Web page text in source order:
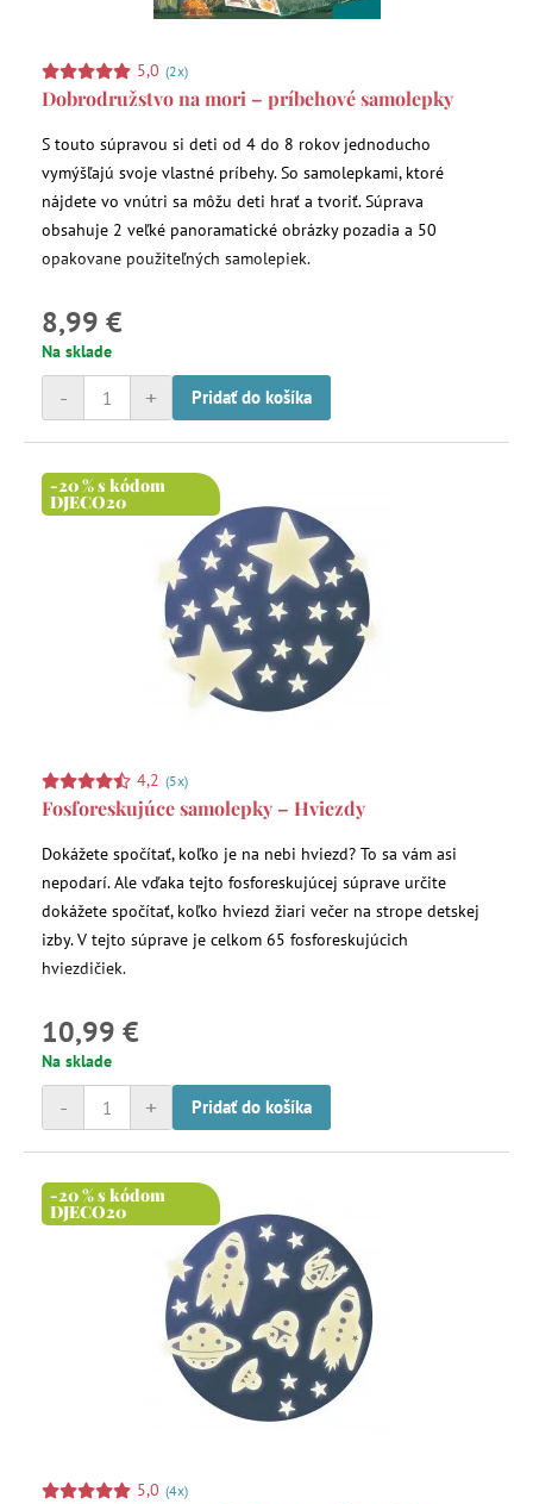
5,0 (2x)
Dobrodružstvo na mori – príbehové samolepky
S touto súpravou si deti od 4 do 8 rokov jednoducho
vymýšľajú svoje vlastné príbehy. So samolepkami, ktoré
nájdete vo vnútri sa môžu deti hrať a tvoriť. Súprava
obsahuje 2 veľké panoramatické obrázky pozadia a 50
opakovane použiteľných samolepiek.
8,99 €
Na sklade
+
- Pridať do košíka
-20 % s kódom
DJECO20
4,2 (5x)
Fosforeskujúce samolepky – Hviezdy
Dokážete spočítať, koľko je na nebi hviezd? To sa vám asi
nepodarí. Ale vďaka tejto fosforeskujúcej súprave určite
dokážete spočítať, koľko hviezd žiari večer na strope detskej
izby. V tejto súprave je celkom 65 fosforeskujúcich
hviezdičiek.
10,99 €
Na sklade
+
- Pridať do košíka
-20 % s kódom
DJECO20
5,0 (4x)